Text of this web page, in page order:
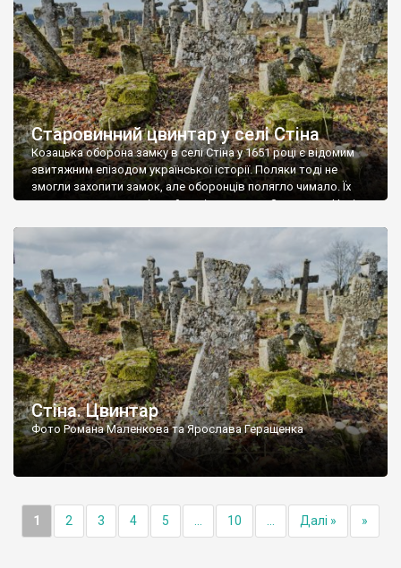
Старовинний цвинтар у селі Стіна
Козацька оборона замку в селі Стіна у 1651 році є відомим
звитяжним епізодом української історії. Поляки тоді не
змогли захопити замок, але оборонців полягло чимало. Їх
поховали на цвинтарі, який тоді називався Замковим. Нині на
ньому чимало хрестів 19 століття, є такі, де епітафії стер […]
Стіна. Цвинтар
Фото Романа Маленкова та Ярослава Геращенка
1 2 3 4 5 10 Далі » »